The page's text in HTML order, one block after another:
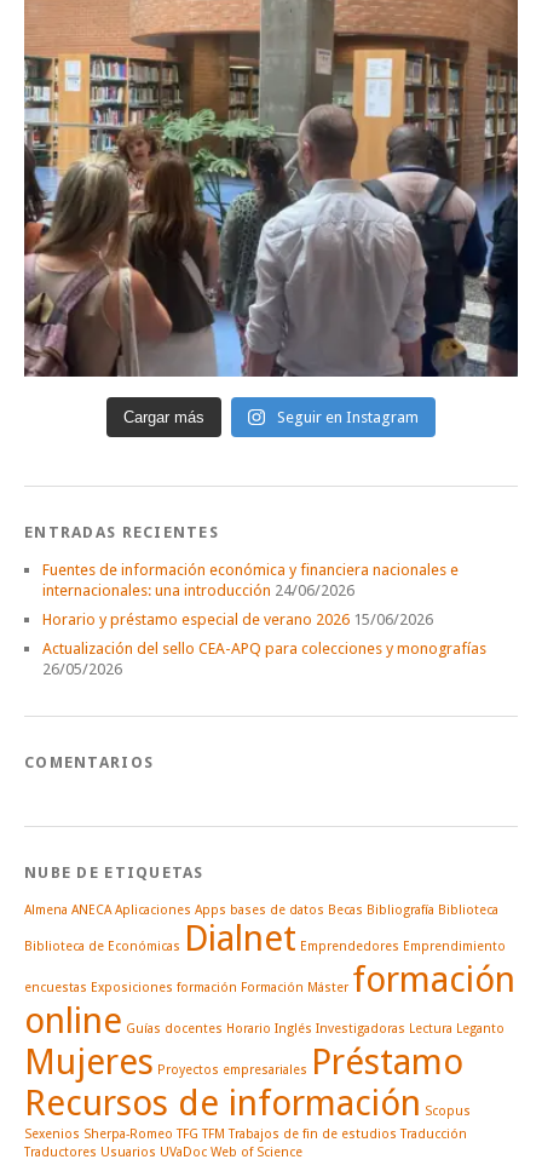
Cargar más Seguir en Instagram
ENTRADAS RECIENTES
Fuentes de información económica y financiera nacionales e
internacionales: una introducción 24/06/2026
Horario y préstamo especial de verano 2026 15/06/2026
Actualización del sello CEA-APQ para colecciones y monografías
26/05/2026
COMENTARIOS
NUBE DE ETIQUETAS
Almena ANECA Aplicaciones Apps bases de datos Becas Bibliografía Biblioteca
Biblioteca de Económicas Dialnet Emprendedores Emprendimiento
encuestas Exposiciones formación Formación Máster formación
online Guías docentes Horario Inglés Investigadoras Lectura Leganto
Mujeres Proyectos empresariales Préstamo
Recursos de información Scopus
Sexenios Sherpa-Romeo TFG TFM Trabajos de fin de estudios Traducción
Traductores Usuarios UVaDoc Web of Science